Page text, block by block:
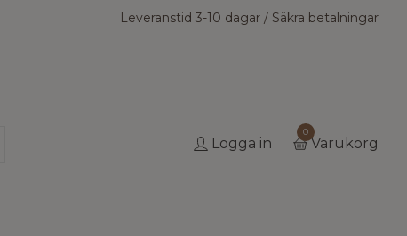
Leveranstid 3-10 dagar / Säkra betalningar
Logga in
0
Varukorg